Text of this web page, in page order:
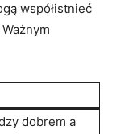
współistnieć
dobrem a